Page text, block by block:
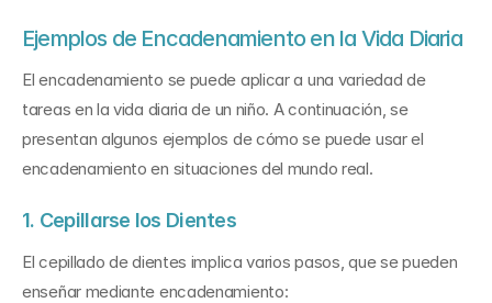
Ejemplos de Encadenamiento en la Vida Diaria
El encadenamiento se puede aplicar a una variedad de
tareas en la vida diaria de un niño. A continuación, se
presentan algunos ejemplos de cómo se puede usar el
encadenamiento en situaciones del mundo real.
1. Cepillarse los Dientes
El cepillado de dientes implica varios pasos, que se pueden
enseñar mediante encadenamiento: